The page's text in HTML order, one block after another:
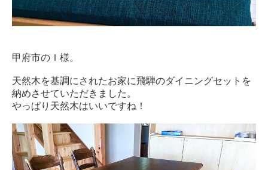
甲府市のＩ様。
天然木を基調にされたお家に飛騨のダイニングセットを
納めさせていただきました。
やっぱり天然木はいいですね！